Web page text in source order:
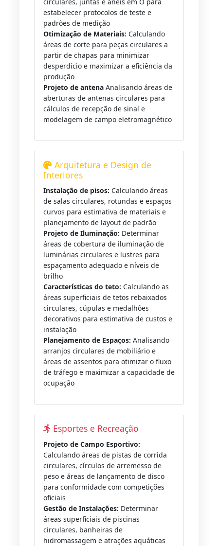
estabelecer protocolos de teste e
padrões de medição
Otimização de Materiais: Calculando
áreas de corte para peças circulares a
partir de chapas para minimizar
desperdício e maximizar a eficiência da
produção
Projeto de antenaAnalisando áreas de
aberturas de antenas circulares para
cálculos de recepção de sinal e
modelagem de campo eletromagnético
Arquitetura e Design de
Interiores
Instalação de pisos: Calculando áreas
de salas circulares, rotundas e espaços
curvos para estimativa de materiais e
planejamento de layout de padrão
Projeto de Iluminação: Determinar
áreas de cobertura de iluminação de
luminárias circulares e lustres para
espaçamento adequado e níveis de
brilho
Características do teto: Calculando as
áreas superficiais de tetos rebaixados
circulares, cúpulas e medalhões
decorativos para estimativa de custos e
instalação
Planejamento de Espaços: Analisando
arranjos circulares de mobiliário e
áreas de assentos para otimizar o fluxo
de tráfego e maximizar a capacidade de
ocupação
Esportes e Recreação
Projeto de Campo Esportivo:
Calculando áreas de pistas de corrida
circulares, círculos de arremesso de
peso e áreas de lançamento de disco
para conformidade com competições
oficiais
Gestão de Instalações: Determinar
áreas superficiais de piscinas
circulares, banheiras de
hidromassagem e atrações aquáticas